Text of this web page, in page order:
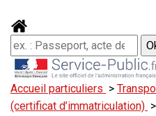
Accueil particuliers >
(certificat d’immatriculation) >